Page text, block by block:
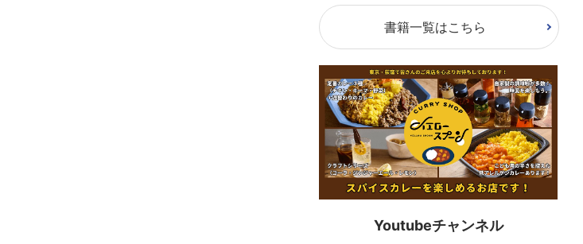
書籍一覧はこちら
Youtubeチャンネル